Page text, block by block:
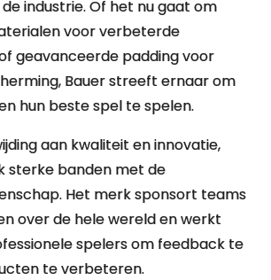
industrie. Of het nu gaat om
voor verbeterde
geavanceerde padding voor
Bauer streeft ernaar om
hun beste spel te spelen.
aan kwaliteit en innovatie,
sterke banden met de
Het merk sponsort teams
over de hele wereld en werkt
spelers om feedback te
te verbeteren.